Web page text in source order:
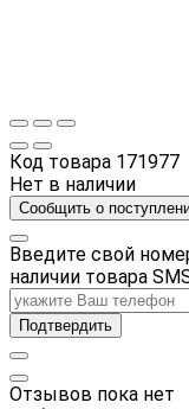
Код товара 171977
Нет в наличии
Сообщить о
Введите свой
наличии товара
Подтвердить
Отзывов пока нет